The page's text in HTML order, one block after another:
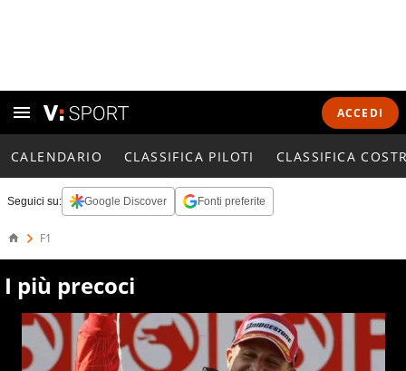
ACCEDI
CALENDARIO CLASSIFICA PILOTI CLASSIFICA
Seguici su: Google Discover Fonti preferite
F1
I più precoci